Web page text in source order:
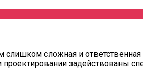
сложная и
задействованы